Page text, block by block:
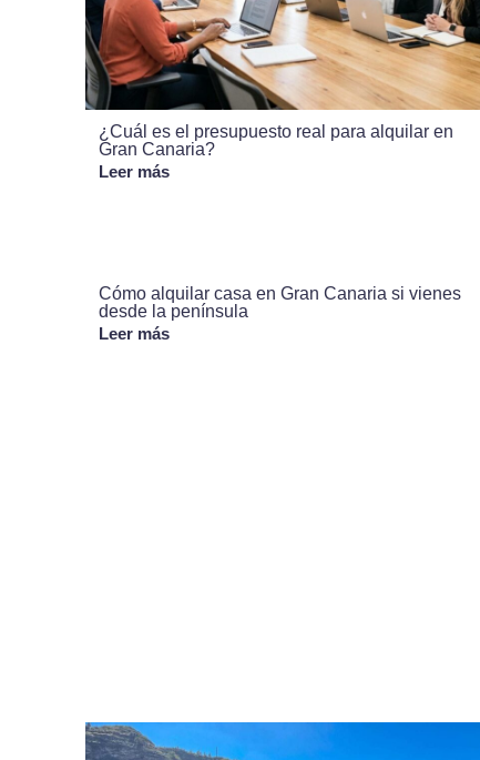
¿Cuál es el presupuesto real para alquilar en
Gran Canaria?
Leer más
Cómo alquilar casa en Gran Canaria si vienes
desde la península
Leer más